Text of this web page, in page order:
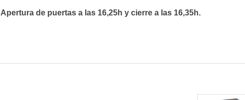
Apertura de puertas a las 16,25h y cierre a las 16,35h.